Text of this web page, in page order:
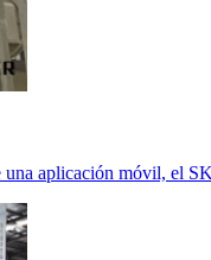
aplicación móvil, el